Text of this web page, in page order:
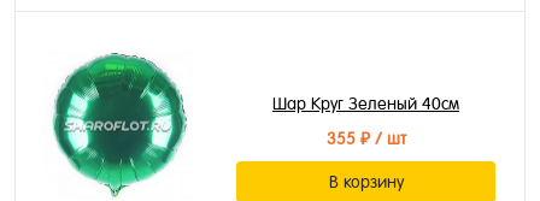
Шар Круг Зеленый 40см
355 ₽/ шт
В корзину